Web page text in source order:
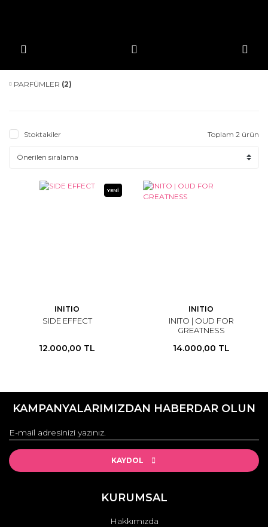
PARFÜMLER (2)
Stoktakiler Toplam 2 ürün
YENİ
INITIO
SIDE EFFECT
12.000,00 TL
INITIO
INITO | OUD FOR
GREATNESS
14.000,00 TL
KAMPANYALARIMIZDAN HABERDAR OLUN
KAYDOL
KURUMSAL
Hakkımızda